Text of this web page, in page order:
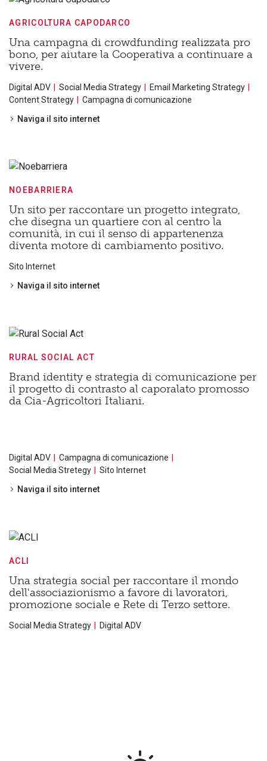
AGRICOLTURA CAPODARCO
Una campagna di crowdfunding realizzata pro
bono, per aiutare la Cooperativa a continuare a
vivere.
Digital ADV Social Media Strategy
Email Marketing Strategy
Content Strategy
Campagna di comunicazione
Naviga il sito internet
NOEBARRIERA
Un sito per raccontare un progetto integrato,
che disegna un quartiere con al centro la
comunità, in cui il senso di appartenenza
diventa motore di cambiamento positivo.
Sito Internet
Naviga il sito internet
RURAL SOCIAL ACT
Brand identity e strategia di comunicazione per
il progetto di contrasto al caporalato promosso
da Cia-Agricoltori Italiani.
Digital ADV
Campagna di comunicazione
Social Media Stretegy
Sito Internet
Naviga il sito internet
ACLI
Una strategia social per raccontare il mondo
dell'associazionismo a favore di lavoratori,
promozione sociale e Rete di Terzo settore.
Social Media Strategy Digital ADV